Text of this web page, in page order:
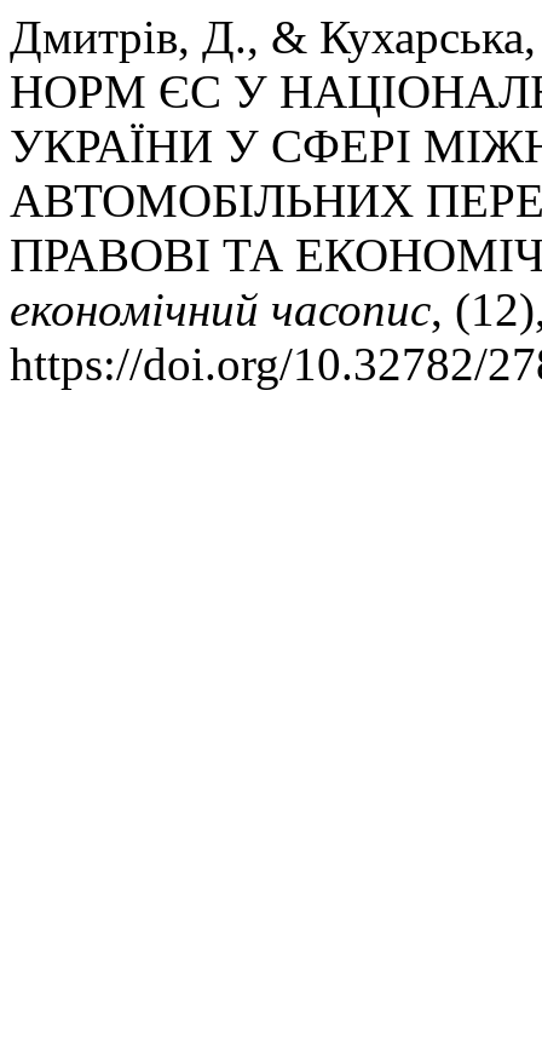
Дмитрів, Д., &
НОРМ ЄС У
УКРАЇНИ У СФЕРІ
АВТОМОБІЛЬНИХ
ПРАВОВІ ТА
економічний часопис,
https://doi.org/10.32782/